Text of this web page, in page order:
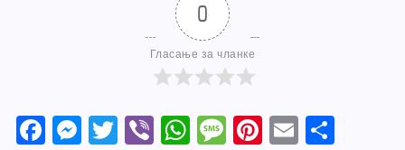
0
Гласање за чланке
F
M
T
Vi W M
Pi
E